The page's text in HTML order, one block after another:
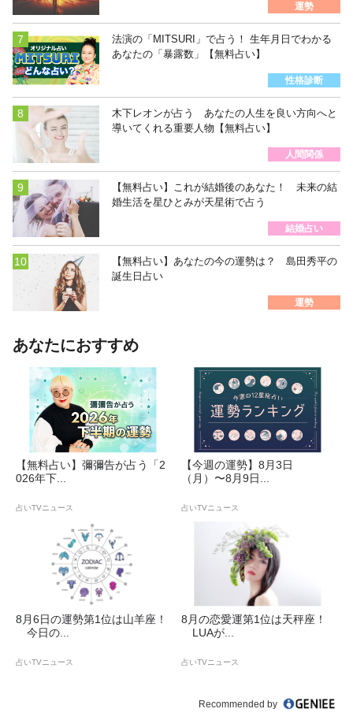
運勢
法演の「MITSURI」で占う！ 生年月日でわかる
あなたの「暴露数」【無料占い】
性格診断
木下レオンが占う あなたの人生を良い方向へと
導いてくれる重要人物【無料占い】
人間関係
【無料占い】これが結婚後のあなた！ 未来の結
婚生活を星ひとみが天星術で占う
結婚占い
【無料占い】あなたの今の運勢は？ 島田秀平の
誕生日占い
運勢
あなたにおすすめ
【無料占い】彌彌告が占う「2
026年下...
占いTVニュース
【今週の運勢】8月3日
（月）〜8月9日...
占いTVニュース
8月6日の運勢第1位は山羊座！
今日の...
占いTVニュース
8月の恋愛運第1位は天秤座！
LUAが...
占いTVニュース
Recommended by